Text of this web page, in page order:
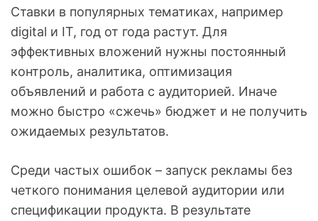
Ставки в популярных тематиках, например
digital и IT, год от года растут. Для
эффективных вложений нужны постоянный
контроль, аналитика, оптимизация
объявлений и работа с аудиторией. Иначе
можно быстро «сжечь» бюджет и не получить
ожидаемых результатов.
Среди частых ошибок – запуск рекламы без
четкого понимания целевой аудитории или
спецификации продукта. В результате